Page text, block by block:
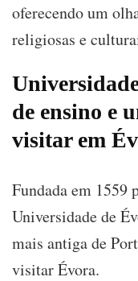
oferecendo um
religiosas e
de ensino e
visitar em
Fundada em 1559
Universidade de
mais antiga de
visitar Évora.